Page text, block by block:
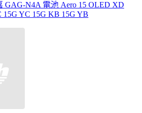
GAG-N4A 電池 Aero 15 OLED XD
15G YC 15G KB 15G YB